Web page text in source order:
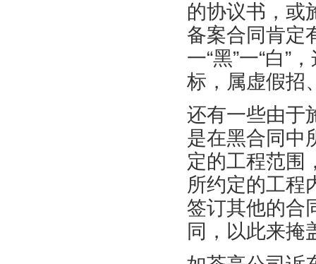
的协议书，或
备案合同肯定
一“黑”一“白”
标，属虚假招
还有一些由于
是在黑合同中
定的工程范围
所约定的工程
签订其他的合
同，以此来掩